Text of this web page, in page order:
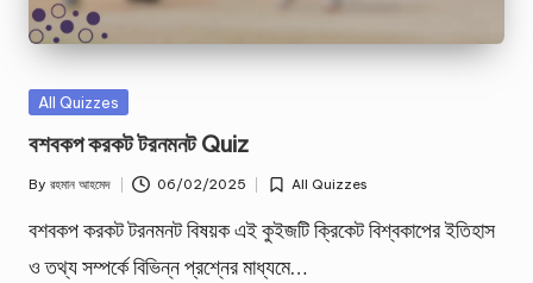
Posted
All Quizzes
বশবকপ করকট টরনমনট Quiz
Posted
By রহমান আহমেদ 06/02/2025
Posted
in
All Quizzes
বশবকপ করকট টরনমনট বিষয়ক এই কুইজটি ক্রিকেট বিশ্বকাপের ইতিহাস
ও তথ্য সম্পর্কে বিভিন্ন প্রশ্নের মাধ্যমে…